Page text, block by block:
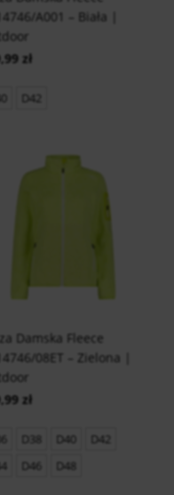
A001 – Biała |
zł
D42
Damska Fleece
08ET – Zielona |
zł
D38 D40
D42
D46 D48